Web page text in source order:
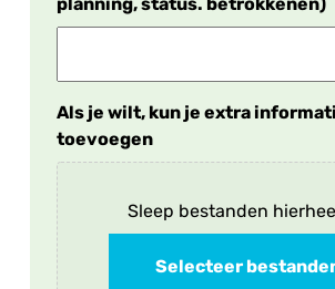
Als je wilt, kun je extra
toevoegen
Sleep bestanden
Selecteer